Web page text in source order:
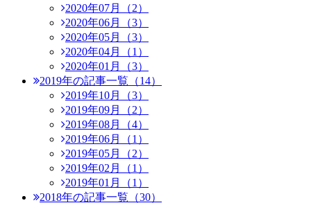
2020年07月（2）
2020年06月（3）
2020年05月（3）
2020年04月（1）
2020年01月（3）
2019年の記事一覧（14）
2019年10月（3）
2019年09月（2）
2019年08月（4）
2019年06月（1）
2019年05月（2）
2019年02月（1）
2019年01月（1）
2018年の記事一覧（30）